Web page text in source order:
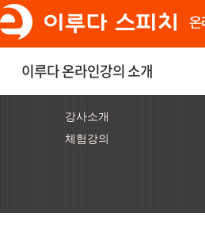
이루다 온라인강의 소개
강사소개
체험강의